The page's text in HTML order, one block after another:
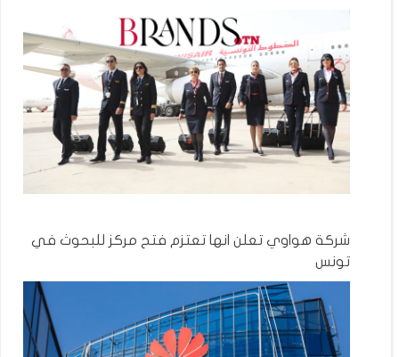
شركة هواوي تعلن انها تعتزم فتح مركز للبحوث في
تونس